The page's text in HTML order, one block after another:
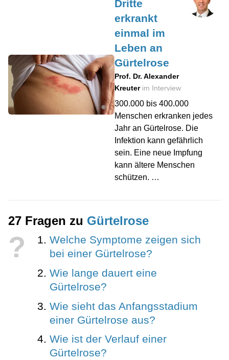
©
Dritte
erkrankt
einmal im
Leben an
Gürtelrose
Prof. Dr. Alexander
Kreuterim Interview
300.000 bis 400.000
Menschen erkranken jedes
Jahr an Gürtelrose. Die
Infektion kann gefährlich
sein. Eine neue Impfung
kann ältere Menschen
schützen. …
27 Fragen zu Gürtelrose
?
Welche Symptome zeigen sich
bei einer Gürtelrose?
Wie lange dauert eine
Gürtelrose?
Wie sieht das Anfangsstadium
einer Gürtelrose aus?
Wie ist der Verlauf einer
Gürtelrose?